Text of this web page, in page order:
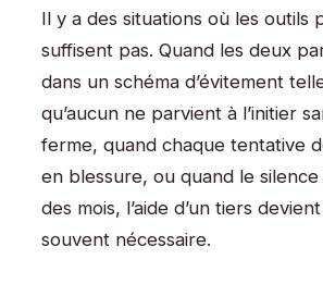
Il y a des situations où les outils
suffisent pas. Quand les deux
dans un schéma d’évitement
qu’aucun ne parvient à l’initier
ferme, quand chaque tentative
en blessure, ou quand le
des mois, l’aide d’un tiers
souvent nécessaire.